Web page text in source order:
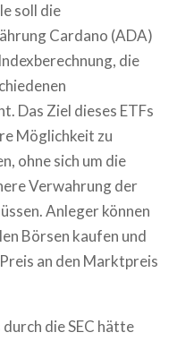
soll die
Cardano (ADA)
die
Das Ziel dieses ETFs
Möglichkeit zu
ohne sich um die
Verwahrung der
Anleger können
Börsen kaufen und
an den Marktpreis
die SEC hätte